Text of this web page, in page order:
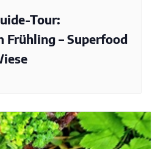
Tour:
– Superfood